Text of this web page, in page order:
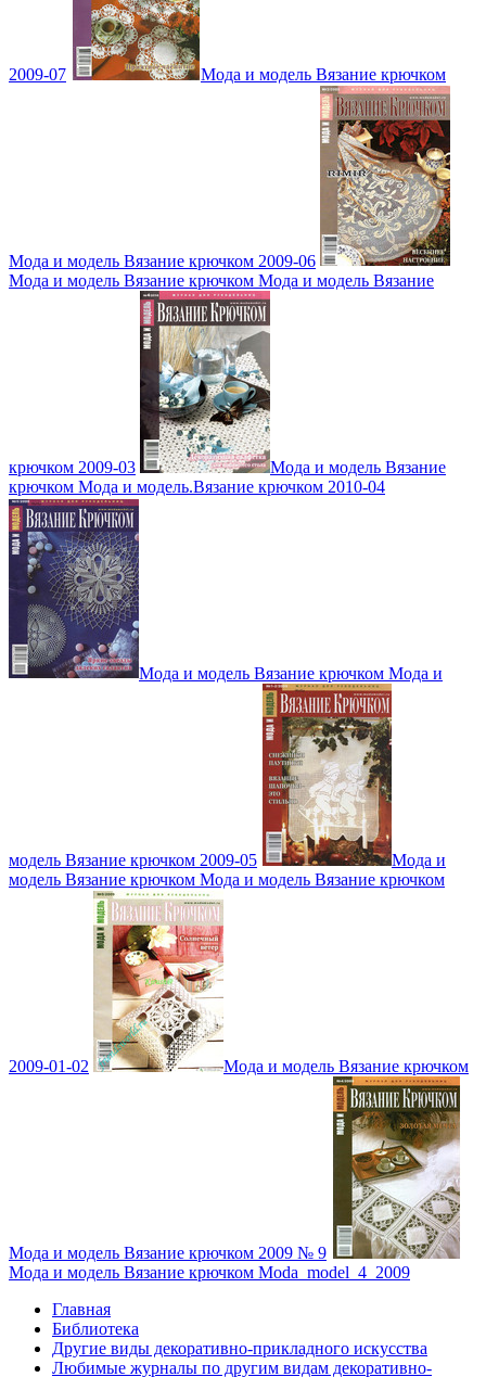
2009-07 Мода и модель Вязание крючком
Мода и модель Вязание крючком 2009-06
Мода и модель Вязание крючком Мода и модель Вязание
крючком 2009-03
Мода и модель Вязание
крючком Мода и модель.Вязание крючком 2010-04
Мода и модель Вязание крючком Мода и
модель Вязание крючком 2009-05
Мода и
модель Вязание крючком Мода и модель Вязание крючком
2009-01-02 Мода и модель Вязание крючком
Мода и модель Вязание крючком 2009 № 9
Мода и модель Вязание крючком Moda_model_4_2009
Главная
Библиотека
Другие виды декоративно-прикладного искусства
Любимые журналы по другим видам декоративно-